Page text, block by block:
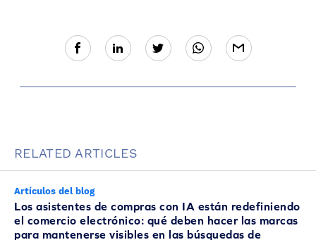
RELATED ARTICLES
Artículos del blog
Los asistentes de compras con IA están redefiniendo
el comercio electrónico: qué deben hacer las marcas
para mantenerse visibles en las búsquedas de